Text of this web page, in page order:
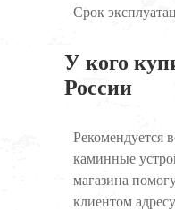
Срок
У кого
России
Рекомендуется
каминные
магазина
клиентом